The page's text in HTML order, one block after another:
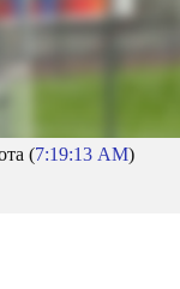
(7:19:14 AM)